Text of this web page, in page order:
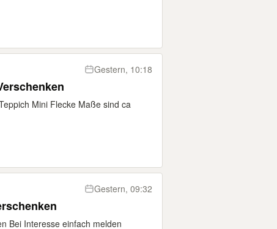
Gestern, 10:18
Mini Flecke Maße sind ca
Gestern, 09:32
Bei Interesse einfach melden